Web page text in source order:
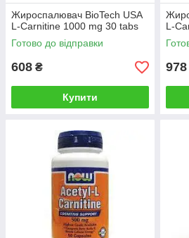
Жироспалювач BioTech USA
L-Carnitine 1000 mg 30 tabs
Готово до відправки
608 ₴
Купити
L-
978